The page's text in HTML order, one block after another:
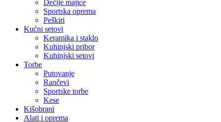
Dečije majice
Sportska oprema
Peškiri
Kućni setovi
Keramika i staklo
Kuhinjski pribor
Kuhinjski setovi
Torbe
Putovanje
Rančevi
Sportske torbe
Kese
Kišobrani
Alati i oprema